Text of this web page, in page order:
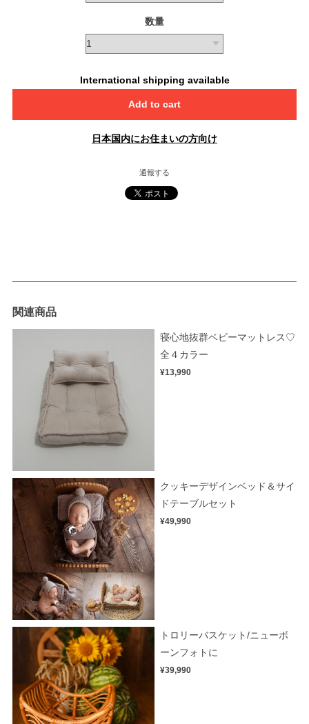
数量
International shipping available
Add to cart
日本国内にお住まいの方向け
通報する
関連商品
寝心地抜群ベビーマットレス♡
全４カラー
¥13,990
クッキーデザインベッド＆サイ
ドテーブルセット
¥49,990
トロリーバスケット/ニューボ
ーンフォトに
¥39,990